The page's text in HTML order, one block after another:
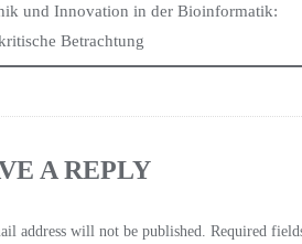
und Innovation in der Bioinformatik:
Betrachtung
A REPLY
address will not be published. Required